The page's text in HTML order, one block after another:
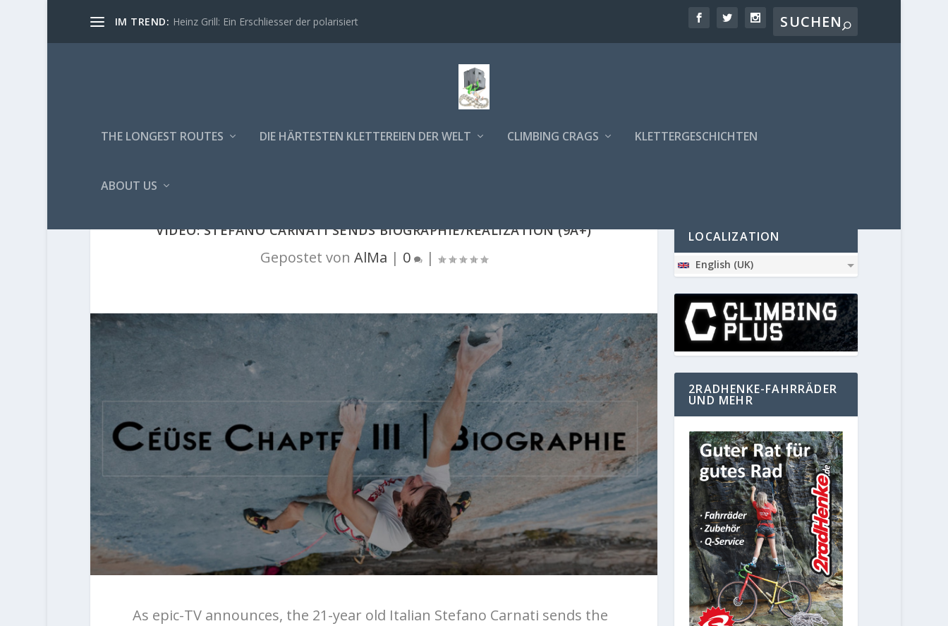
IM TREND: Heinz Grill: Ein Erschliesser der polarisiert
THE LONGEST ROUTES DIE HÄRTESTEN KLETTEREIEN DER WELT CLIMBING CRAGS KLETTERGESCHICHTEN
ABOUT US
VIDEO: STEFANO CARNATI SENDS BIOGRAPHIE/REALIZATION (9A+)
Gepostet von AlMa | 0 |
As epic-TV announces, the 21-year old Italian Stefano Carnati sends the
LOCALIZATION
English (UK)
2RADHENKE-FAHRRÄDER
UND MEHR